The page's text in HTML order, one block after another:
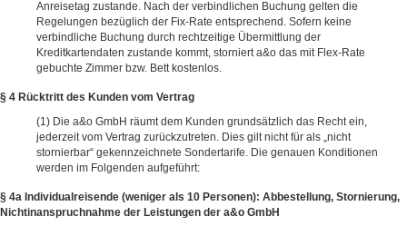
Anreisetag zustande. Nach der verbindlichen Buchung gelten die
Regelungen bezüglich der Fix-Rate entsprechend. Sofern keine
verbindliche Buchung durch rechtzeitige Übermittlung der
Kreditkartendaten zustande kommt, storniert a&o das mit Flex-Rate
gebuchte Zimmer bzw. Bett kostenlos.
§ 4 Rücktritt des Kunden vom Vertrag
Die a&o GmbH räumt dem Kunden grundsätzlich das Recht ein,
jederzeit vom Vertrag zurückzutreten. Dies gilt nicht für als „nicht
stornierbar“ gekennzeichnete Sondertarife. Die genauen Konditionen
werden im Folgenden aufgeführt:
§ 4a Individualreisende (weniger als 10 Personen): Abbestellung, Stornierung,
Nichtinanspruchnahme der Leistungen der a&o GmbH